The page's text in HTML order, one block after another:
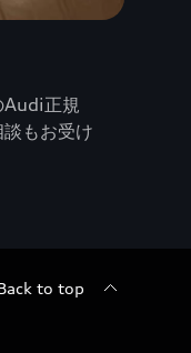
Audi正規
もお受け
to top